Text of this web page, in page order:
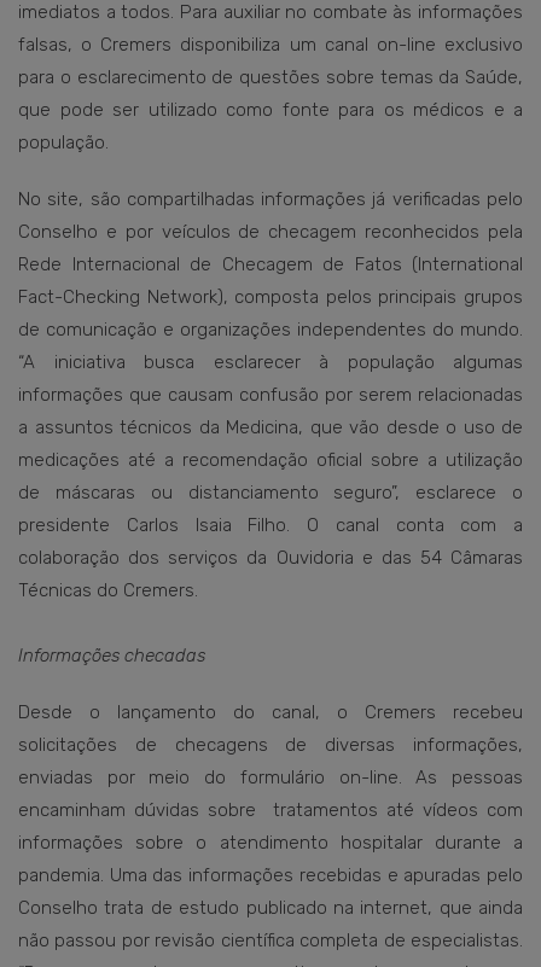
imediatos a todos. Para auxiliar no combate às informações
falsas, o Cremers disponibiliza um canal on-line exclusivo
para o esclarecimento de questões sobre temas da Saúde,
que pode ser utilizado como fonte para os médicos e a
população.
No site, são compartilhadas informações já verificadas pelo
Conselho e por veículos de checagem reconhecidos pela
Rede Internacional de Checagem de Fatos (International
Fact-Checking Network), composta pelos principais grupos
de comunicação e organizações independentes do mundo.
“A iniciativa busca esclarecer à população algumas
informações que causam confusão por serem relacionadas
a assuntos técnicos da Medicina, que vão desde o uso de
medicações até a recomendação oficial sobre a utilização
de máscaras ou distanciamento seguro”, esclarece o
presidente Carlos Isaia Filho. O canal conta com a
colaboração dos serviços da Ouvidoria e das 54 Câmaras
Técnicas do Cremers.
Informações checadas
Desde o lançamento do canal, o Cremers recebeu
solicitações de checagens de diversas informações,
enviadas por meio do formulário on-line. As pessoas
encaminham dúvidas sobre tratamentos até vídeos com
informações sobre o atendimento hospitalar durante a
pandemia. Uma das informações recebidas e apuradas pelo
Conselho trata de estudo publicado na internet, que ainda
não passou por revisão científica completa de especialistas.